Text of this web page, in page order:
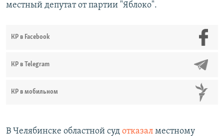
местный депутат от партии "Яблоко".
КР в Facebook
КР в Telegram
КР в мобильном
В Челябинске областной суд отказал местному